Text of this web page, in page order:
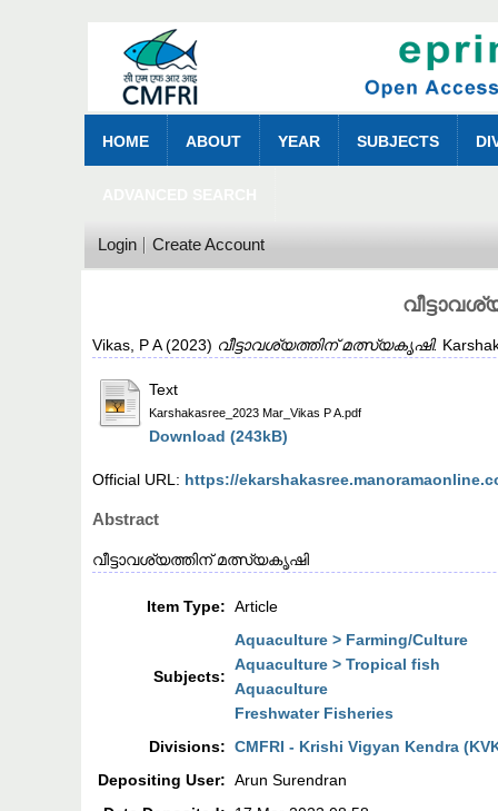
HOME ABOUT YEAR SUBJECTS
Login Create Account
Vikas, P A(2023) വീട്ടാവശ്യത്തിന് മത്സ്യകൃഷി.
Text
Karshakasree_2023 Mar_Vikas P A.pdf
Download (243kB)
Official URL: https://
Abstract
വീട്ടാവശ്യത്തിന് മത്സ്യകൃഷി
Item Type: Article
Subjects:
Aquaculture > Farming/Culture
Aquaculture > Tropical fish
Aquaculture
Freshwater Fisheries
Divisions: CMFRI - Krishi Vigyan Kendra
Depositing User: Arun Surendran